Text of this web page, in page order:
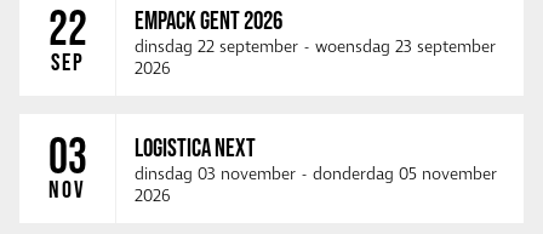
22
SEP
EMPACK GENT 2026
dinsdag 22 september - woensdag 23 september
2026
03
NOV
LOGISTICA NEXT
dinsdag 03 november - donderdag 05 november
2026